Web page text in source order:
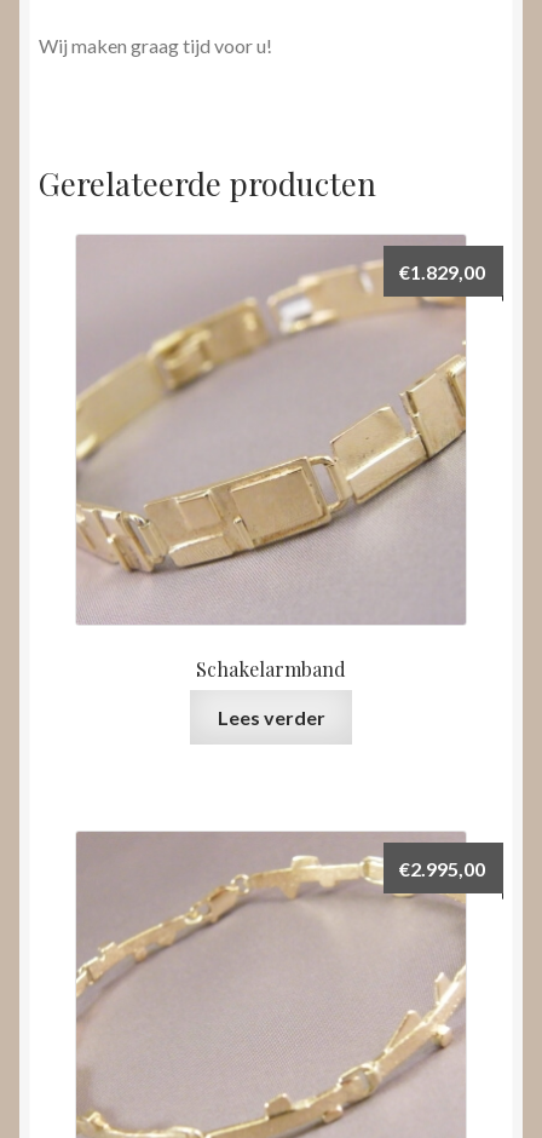
Wij maken graag tijd voor u!
Gerelateerde producten
Schakelarmband
€1.829,00
Lees verder
€2.995,00